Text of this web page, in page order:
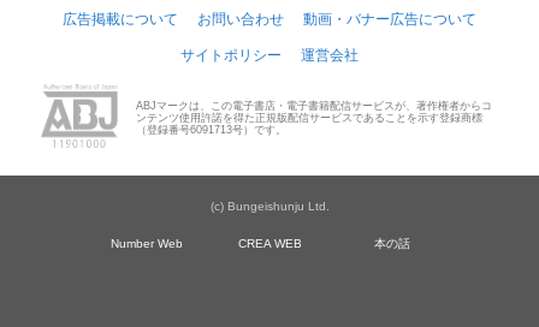
広告掲載について お問い合わせ 動画・バナー広告について
サイトポリシー 運営会社
ABJマークは、この電子書店・電子書籍配信サービスが、著作権者からコ
ンテンツ使用許諾を得た正規版配信サービスであることを示す登録商標
（登録番号6091713号）です。
(c) Bungeishunju Ltd.
Number Web CREA WEB 本の話